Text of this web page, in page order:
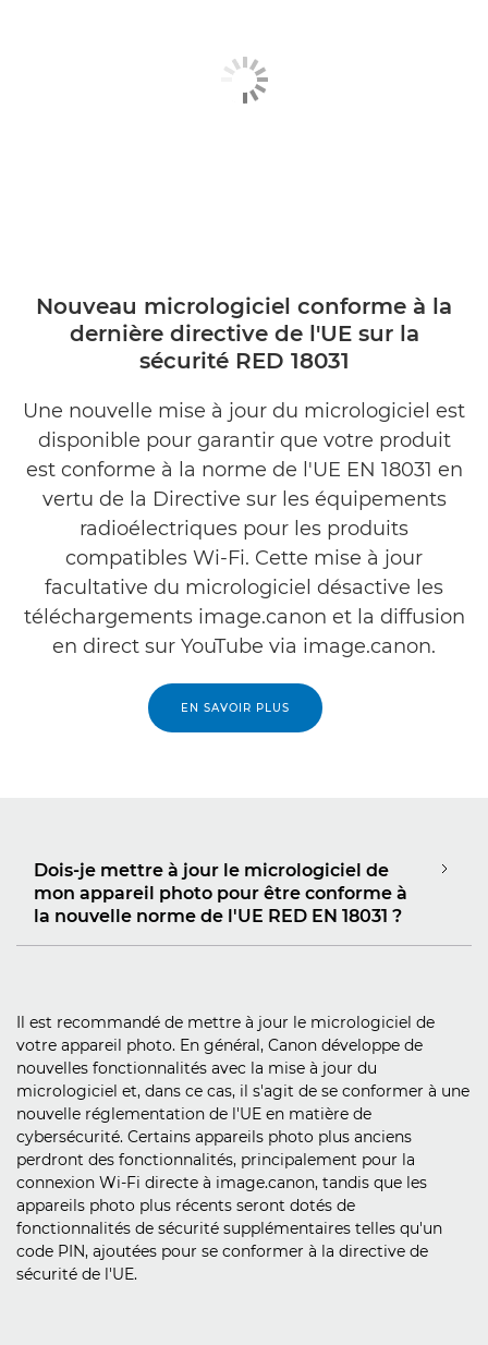
Nouveau micrologiciel conforme à la
dernière directive de l'UE sur la
sécurité RED 18031
Une nouvelle mise à jour du micrologiciel est
disponible pour garantir que votre produit
est conforme à la norme de l'UE EN 18031 en
vertu de la Directive sur les équipements
radioélectriques pour les produits
compatibles Wi-Fi. Cette mise à jour
facultative du micrologiciel désactive les
téléchargements image.canon et la diffusion
en direct sur YouTube via image.canon.
EN SAVOIR PLUS
Dois-je mettre à jour le micrologiciel de
mon appareil photo pour être conforme à
la nouvelle norme de l'UE RED EN 18031 ?
Il est recommandé de mettre à jour le micrologiciel de
votre appareil photo. En général, Canon développe de
nouvelles fonctionnalités avec la mise à jour du
micrologiciel et, dans ce cas, il s'agit de se conformer à une
nouvelle réglementation de l'UE en matière de
cybersécurité. Certains appareils photo plus anciens
perdront des fonctionnalités, principalement pour la
connexion Wi-Fi directe à image.canon, tandis que les
appareils photo plus récents seront dotés de
fonctionnalités de sécurité supplémentaires telles qu'un
code PIN, ajoutées pour se conformer à la directive de
sécurité de l'UE.